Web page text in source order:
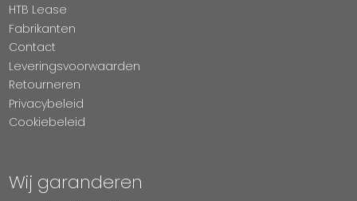
HTB Lease
Fabrikanten
Contact
Leveringsvoorwaarden
Retourneren
Privacybeleid
Cookiebeleid
Wij garanderen